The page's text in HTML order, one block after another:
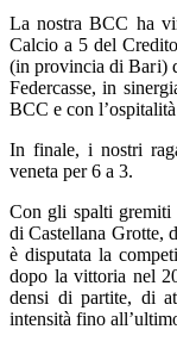
La nostra BCC ha
Calcio a 5 del
(in provincia di Bari)
Federcasse, in
BCC e con
In finale, i nostri
veneta per 6 a 3.
Con gli spalti gremiti
di Castellana Grotte,
è disputata la
dopo la vittoria nel
densi di partite, di
intensità fino